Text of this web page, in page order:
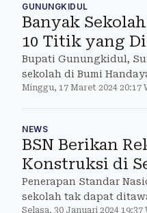
GUNUNGKIDUL
Banyak
10 Titik yang
Bupati Gunungkidul,
sekolah di Bumi
Minggu, 17 Maret 2024 20:17
NEWS
BSN Berikan
Konstruksi di
Penerapan Standar
sekolah tak dapat
Selasa, 30 Januari 2024 19:37